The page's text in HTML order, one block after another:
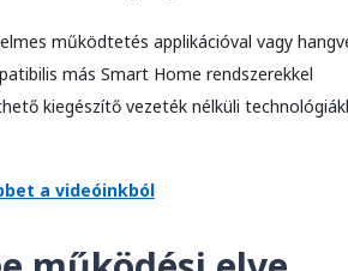
működtetés applikációval vagy
más Smart Home rendszerekkel
kiegészítő vezeték nélküli
a videóinkból